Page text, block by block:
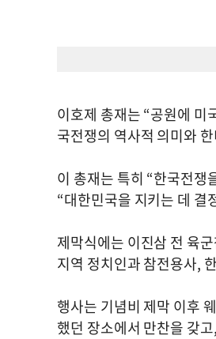
이호제 총재는 “공원에 미
국전쟁의 역사적 의미와
이 총재는 특히 “한국전쟁
“대한민국을 지키는 데 결
제막식에는 이진삼 전 육
지역 정치인과 참전용사,
행사는 기념비 제막 이후
했던 장소에서 만찬을 갖